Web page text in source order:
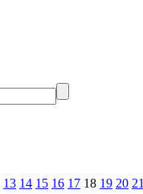
13 14 15 16 17 18 19 20 21